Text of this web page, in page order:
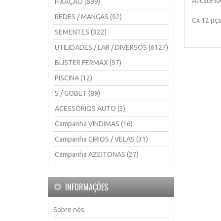
REDES / MANGAS (92)
SEMENTES (322)
UTILIDADES / LAR / DIVERSOS (6127)
BLISTER FERMAX (97)
PISCINA (12)
S / GOBET (89)
ACESSÓRIOS AUTO (3)
Campanha VINDIMAS (16)
Campanha CIRIOS / VELAS (31)
Campanha AZEITONAS (27)
INFORMAÇÕES
Sobre nós
Cx 12 pçs